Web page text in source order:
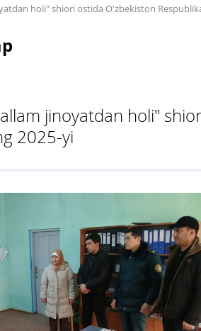
holi" shiori ostida O'zbekiston
jinoyatdan holi"
2025-yi